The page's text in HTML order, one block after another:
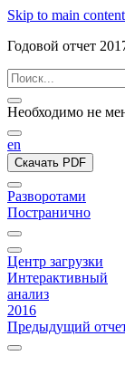
Skip to main content
Годовой отчет
Необходимо не
en
Скачать PDF
Разворотами
Постранично
Центр загрузки
Интерактивный
анализ
2016
Предыдущий